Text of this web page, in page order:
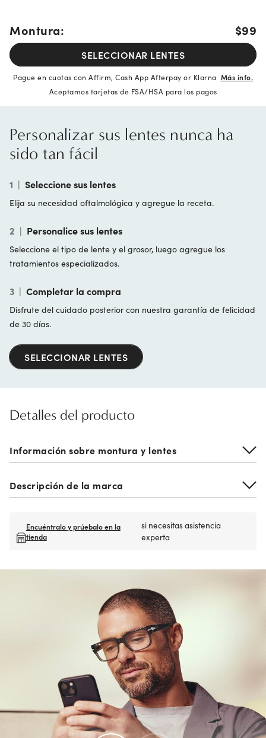
Montura: $99
SELECCIONAR LENTES
Pague en cuotas con Affirm, Cash App Afterpay or Klarna Más info.
Aceptamos tarjetas de FSA/HSA para los pagos
Personalizar sus lentes nunca ha
sido tan fácil
1 | Seleccione sus lentes
Elija su necesidad oftalmológica y agregue la receta.
2 | Personalice sus lentes
Seleccione el tipo de lente y el grosor, luego agregue los
tratamientos especializados.
3 | Completar la compra
Disfrute del cuidado posterior con nuestra garantía de felicidad
de 30 días.
SELECCIONAR LENTES
Detalles del producto
Información sobre montura y lentes
Descripción de la marca
Encuéntralo y prúebalo en la
tienda
si necesitas asistencia
experta